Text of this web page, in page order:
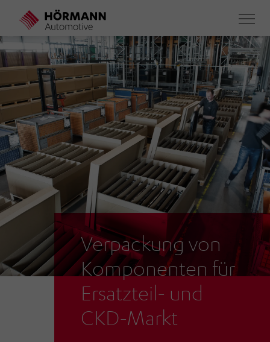
Direkt
Inhalt
Verpackung von
Komponenten für
Ersatzteil- und
CKD-Markt